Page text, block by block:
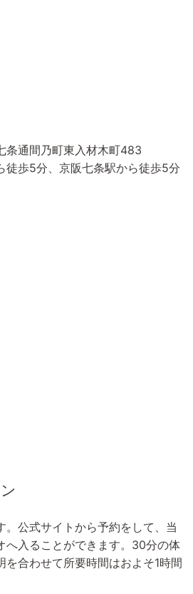
条通間乃町東入材木町483
徒歩5分、京阪七条駅から徒歩5分
。公式サイトから予約をして、当
へ入ることができます。30分の体
を合わせて所要時間はおよそ1時間